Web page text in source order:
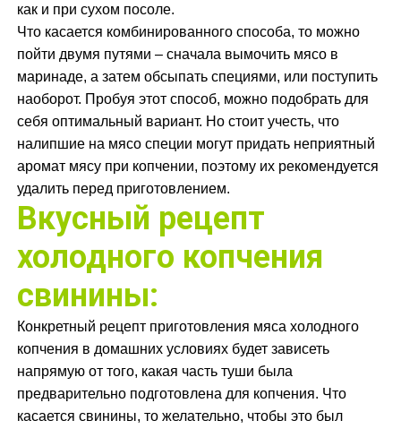
как и при сухом посоле.
Что касается комбинированного способа, то можно
пойти двумя путями – сначала вымочить мясо в
маринаде, а затем обсыпать специями, или поступить
наоборот. Пробуя этот способ, можно подобрать для
себя оптимальный вариант. Но стоит учесть, что
налипшие на мясо специи могут придать неприятный
аромат мясу при копчении, поэтому их рекомендуется
удалить перед приготовлением.
Вкусный рецепт
холодного копчения
свинины:
Конкретный рецепт приготовления мяса холодного
копчения в домашних условиях будет зависеть
напрямую от того, какая часть туши была
предварительно подготовлена для копчения. Что
касается свинины, то желательно, чтобы это был